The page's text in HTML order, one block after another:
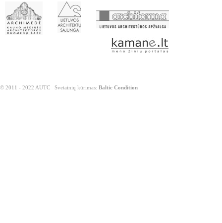
© 2011 - 2022 AUTC Svetainių kūrimas: Baltic Condition